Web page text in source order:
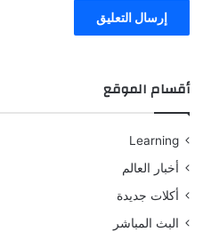
أقسام الموقع
Learning
أخبار العالم
أكلات جديدة
البث المباشر